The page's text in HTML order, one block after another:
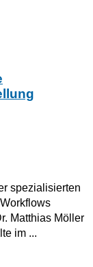
spezialisierten
Matthias Möller
im ...